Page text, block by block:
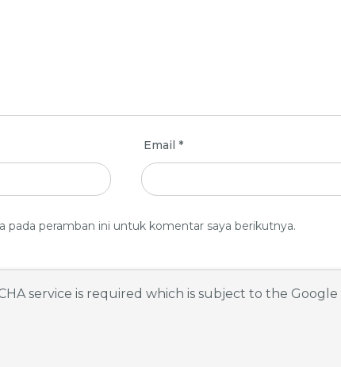
Email *
pada peramban ini untuk komentar saya berikutnya.
service is required which is subject to the Google